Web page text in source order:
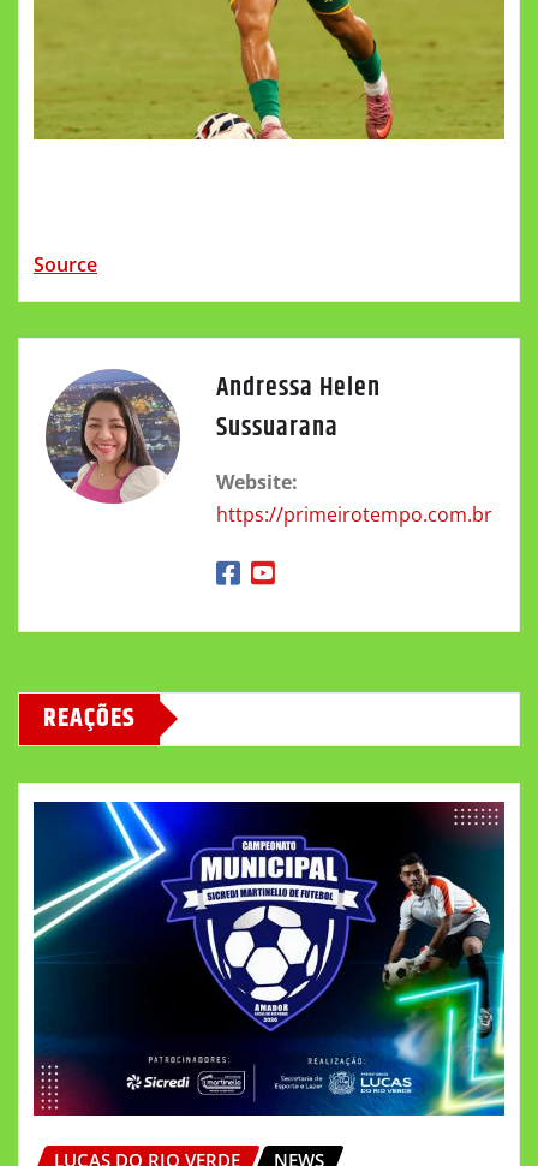
Source
Andressa Helen
Sussuarana
Website:
https://primeirotempo.com.br
REAÇÕES
LUCAS DO RIO VERDE NEWS